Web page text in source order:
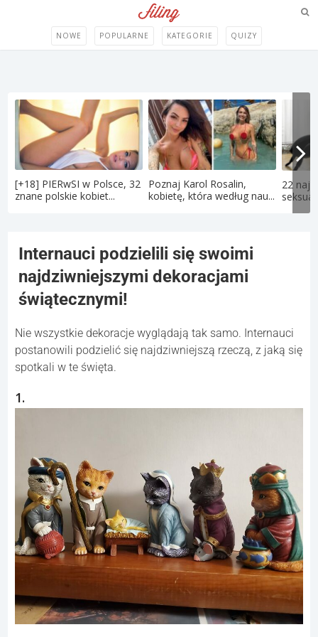
NOWE POPULARNE KATEGORIE QUIZY
[+18] PIERwSI w Polsce, 32
znane polskie kobiet...
Poznaj Karol Rosalin,
kobietę, która według nau...
22
Internauci podzielili się swoimi
najdziwniejszymi dekoracjami
świątecznymi!
Nie wszystkie dekoracje wyglądają tak samo. Internauci
postanowili podzielić się najdziwniejszą rzeczą, z jaką się
spotkali w te święta.
1.